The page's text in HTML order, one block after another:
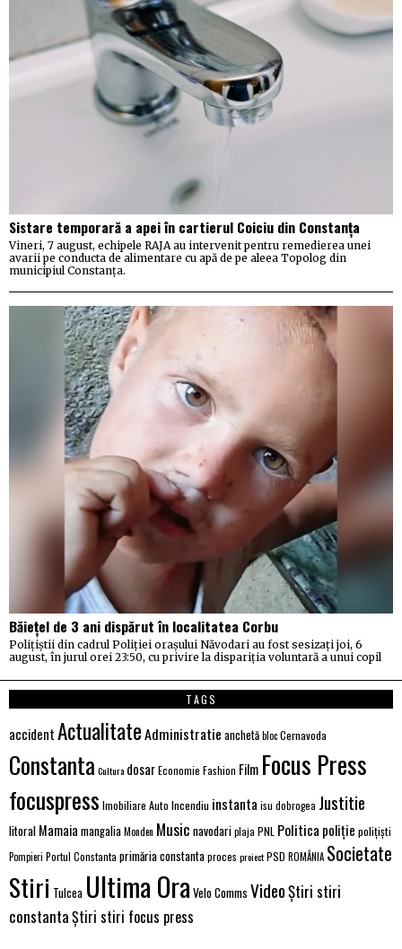
Sistare temporară a apei în cartierul Coiciu din Constanța
Vineri, 7 august, echipele RAJA au intervenit pentru remedierea unei
avarii pe conducta de alimentare cu apă de pe aleea Topolog din
municipiul Constanța.
Băiețel de 3 ani dispărut în localitatea Corbu
Polițiștii din cadrul Poliției orașului Năvodari au fost sesizați joi, 6
august, în jurul orei 23:50, cu privire la dispariția voluntară a unui copil
TAGS
accidentActualitateAdministratie anchetăblocCernavoda
Constanta Cultura dosarEconomie Fashion Film Focus Press
focuspress Imobiliare Auto Incendiu instanta isu dobrogea Justitie
litoral Mamaia mangaliaMonden Music navodariplaja PNL Politica poliție polițiști
Pompieri Portul Constanta primăria constantaproces proiectPSD ROMÂNIA Societate
Stiri Tulcea Ultima Ora Velo Comms VideoȘtiri stiri
constantaȘtiri stiri focus press